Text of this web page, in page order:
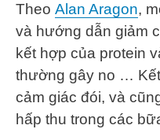
Theo Alan Aragon,
và hướng dẫn giảm
kết hợp của protein
thường gây no …
cảm giác đói, và
hấp thu trong các